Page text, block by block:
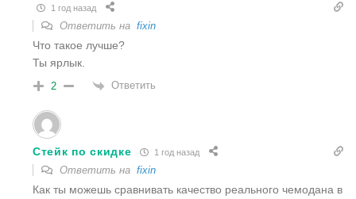
1 год назад
Ответить на fixin
Что такое лучше?
Ты ярлык.
2 Ответить
Стейк по скидке 1 год назад
Ответить на fixin
Как ты можешь сравнивать качество реального чемодана в